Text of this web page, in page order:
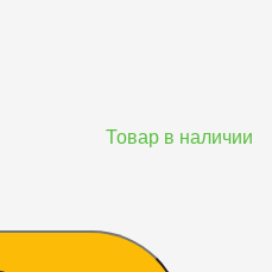
Товар в наличии